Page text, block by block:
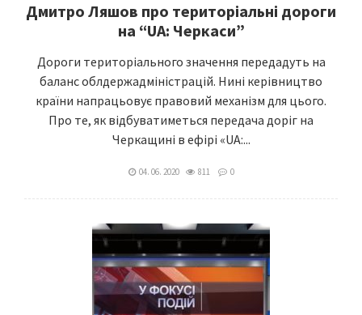
Дмитро Ляшов про територіальні дороги
на “UA: Черкаси”
Дороги територіального значення передадуть на
баланс облдержадміністрацій. Нині керівництво
країни напрацьовує правовий механізм для цього.
Про те, як відбуватиметься передача доріг на
Черкащині в ефірі «UA:...
04. 06. 2020 811 0